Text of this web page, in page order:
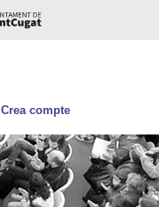
Crea compte